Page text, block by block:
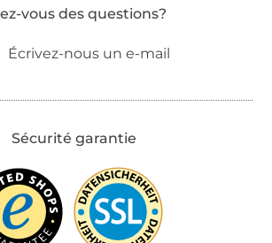
vous des questions?
Écrivez-nous un e-mail
Sécurité garantie